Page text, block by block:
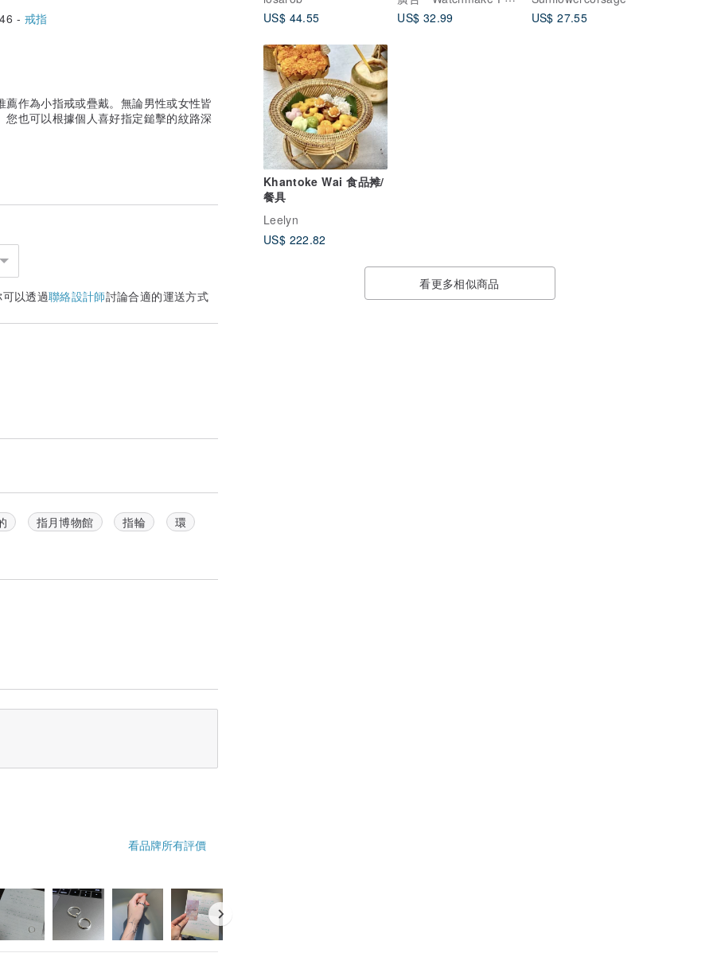
US$ 44.55
US$ 32.99
US$ 27.55
Khantoke Wai 食品摊/
餐具
Leelyn
US$ 222.82
看更多相似商品
- 戒指
作為小指戒或疊戴。無論男性或女性皆
也可以根據個人喜好指定鎚擊的紋路深
以透過聯絡設計師討論合適的運送方式
指月博物館 指輪 環
看品牌所有評價